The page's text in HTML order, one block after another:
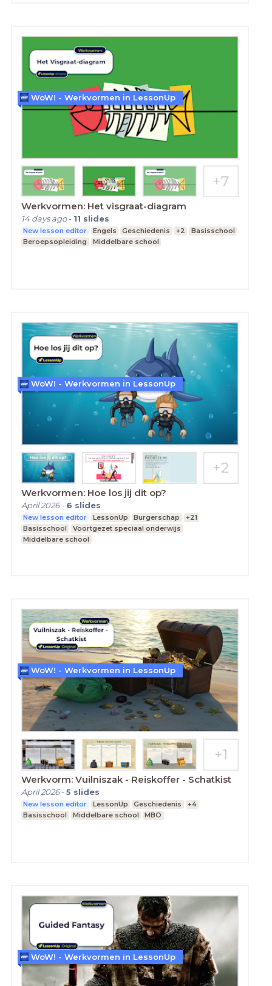
Werkvormen: Het visgraat-diagram
14 days ago- 11 slides
New lesson editor Engels Geschiedenis +2
Basisschool
Beroepsopleiding
Middelbare school
WoW! - Werkvormen in LessonUp
Werkvormen: Hoe los jij dit op?
April 2026- 6 slides
New lesson editor LessonUp Burgerschap
+21
Basisschool
Voortgezet speciaal onderwijs
Middelbare school
WoW! - Werkvormen in LessonUp
Werkvorm: Vuilniszak - Reiskoffer - Schatkist
April 2026-5 slides
New lesson editor LessonUp Geschiedenis
+4
Basisschool
Middelbare school MBO
WoW! - Werkvormen in LessonUp
WoW! - Werkvormen in LessonUp